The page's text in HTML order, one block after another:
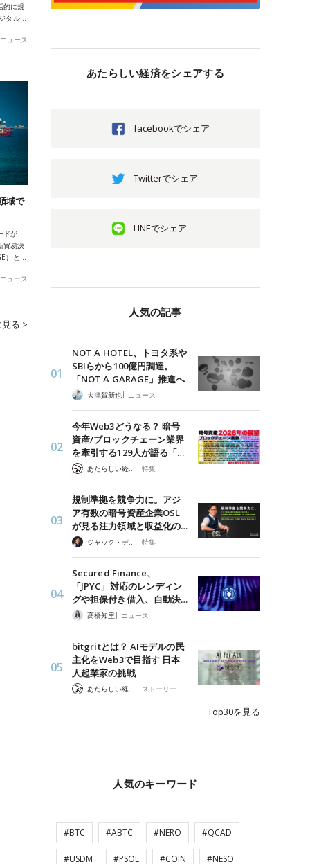
的に規
タル…
ニュース
域で
が、
貿易決
）と…
ニュース
る >
あたらしい経済をシェアする
facebookでシェア
Twitterでシェア
LINEでシェア
人気の記事
NOT A HOTEL、トヨタ系や
SBIらから100億円調達。
「NOT A GARAGE」推進へ
大津賀新也| ニュース
今年Web3どうなる？ 暗号
資産/ブロックチェーン業界
を牽引する129人が語る「…
| 特集
規制準拠を競争力に。アジ
ア有数の暗号資産企業OSL
が見る注力領域と収益化の…
ジャック・デロン（Jack Derong） | 特集
Secured Finance、
「JPYC」対応のレンディン
グや担保付き借入、自動決…
髙橋知里 | ニュース
bitgritとは？ AIモデルの民
主化をWeb3で目指す 日本
人起業家の挑戦
| ストーリー
Top30を見る
人気のキーワード
#BTC #ABTC #NERO #QCAD
#USDM #PSOL #COIN #NESO